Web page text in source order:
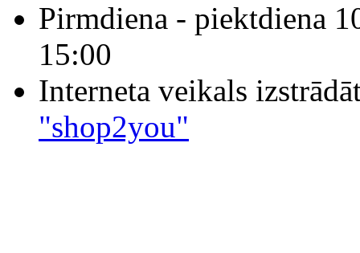
Pirmdiena - piektdiena
15:00
Interneta veikals
"shop2you"